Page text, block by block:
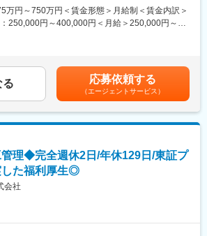
コン、発注者との調整>
ンや発注者側の設備担当者と技術的打合せ・ス
交渉等をい、連携しながら?事を円滑に進める。
し、主に設備系の技術的打合せを実施。
・工事に係る関連業務
万円～750万円＜賃金形態＞月給制＜賃金内訳＞
250,000円～400,000円＜月給＞250,000円～
はあくまでも目安の金額であり、選考を通じて上
ります。月給(月額)は固定手当を含めた表記で
る 応募依頼する
（エージェントサービス）
管理◆完全週休2日/年休129日/東証プ
した福利厚生◎
会社